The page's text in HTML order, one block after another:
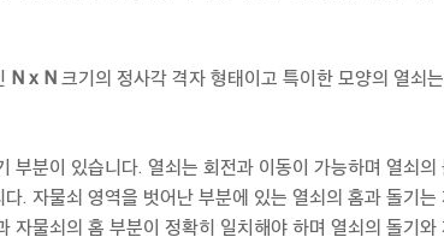
N x N 크기의 정사각 격자 형태이고 특이한 모양의 열쇠는
부분이 있습니다. 열쇠는 회전과 이동이 가능하며 열쇠
. 자물쇠 영역을 벗어난 부분에 있는 열쇠의 홈과 돌기
자물쇠의 홈 부분이 정확히 일치해야 하며 열쇠의 돌기